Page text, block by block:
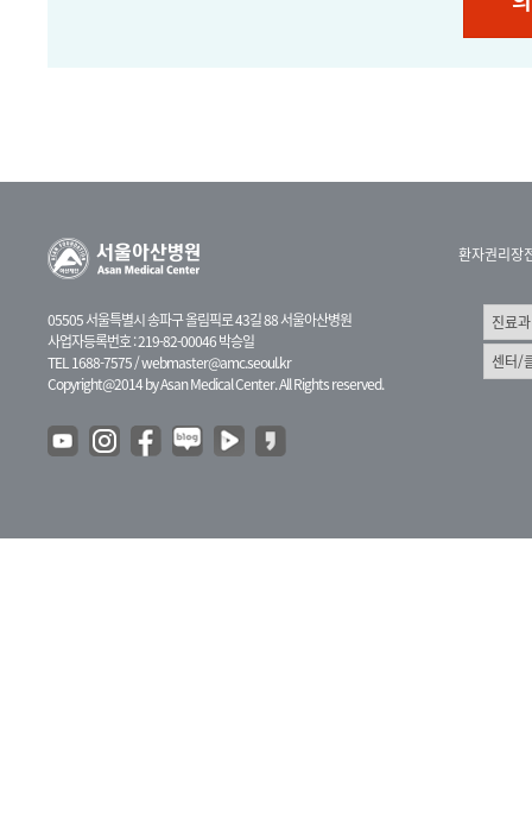
05505 서울특별시 송파구 올림픽로 43길 88 서울아산병원
사업자등록번호 : 219-82-00046 박승일
TEL 1688-7575 /webmaster@amc.seoul.kr
Copyright@2014 by Asan Medical Center. All Rights reserved.
환자권리장